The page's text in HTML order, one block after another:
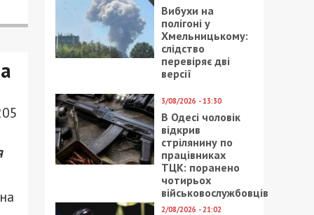
Вибухи на
полігоні у
Хмельницькому:
слідство
перевіряє дві
версії
3/08/2026 - 13:30
В Одесі чоловік
відкрив
стрілянину по
працівниках
ТЦК: поранено
чотирьох
військовослужбовців
2/08/2026 - 21:02